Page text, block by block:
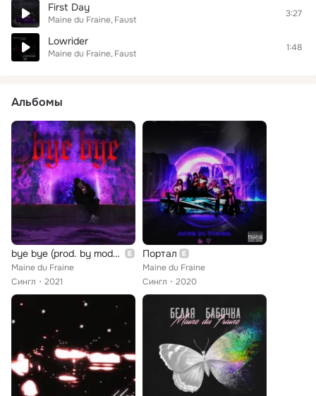
First Day
Maine du Fraine Faust
3:27
Lowrider
Maine du Fraine Faust
1:48
Альбомы
bye bye (prod. by modestboy1095)
Maine du Fraine
Сингл
2021
Портал
Maine du Fraine
Сингл
2020